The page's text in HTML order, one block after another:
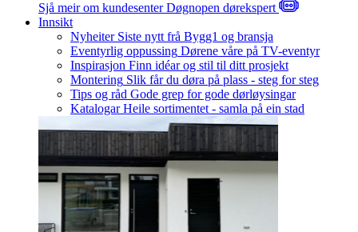
Sjå meir om kundesenterDøgnopen dørekspert
Innsikt
Nyheiter Siste nytt frå Bygg1 og bransja
Eventyrlig oppussing Dørene våre på TV-eventyr
Inspirasjon Finn idéar og stil til ditt prosjekt
Montering Slik får du døra på plass - steg for steg
Tips og råd Gode grep for gode dørløysingar
Katalogar Heile sortimentet - samla på ein stad